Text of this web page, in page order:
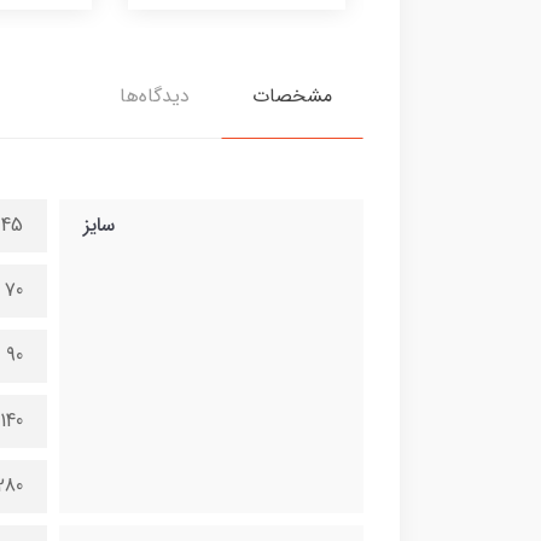
مشخصات دیدگاه‌ها
سایز 45 در 100 سانتی متر
70 در 150 سانتی متر
90 در 200 سانتی متر
140 در 300 سانتی متر
280 در 600